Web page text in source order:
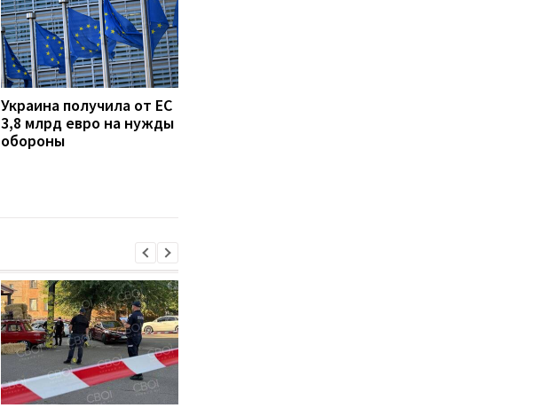
Украина получила от ЕС
3,8 млрд евро на нужды
обороны